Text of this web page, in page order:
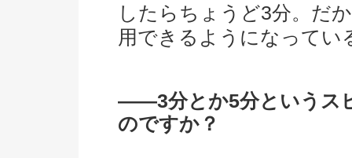
したらちょうど3分。だ
用できるようになってい
――3分とか5分というス
のですか？